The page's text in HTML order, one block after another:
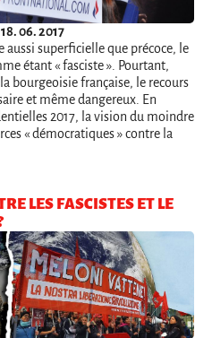
06. 2017
superficielle que précoce, le
étant « fasciste ». Pourtant,
bourgeoisie française, le recours
et même dangereux. En
2017, la vision du moindre
« démocratiques » contre la
LES FASCISTES ET LE